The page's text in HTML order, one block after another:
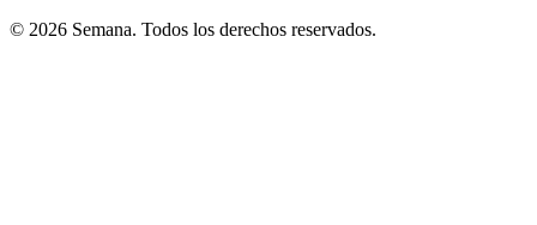
© 2026 Semana. Todos los derechos reservados.